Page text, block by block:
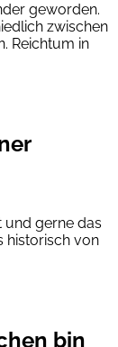
geworden.
zwischen
Reichtum in
und gerne das
historisch von
bin